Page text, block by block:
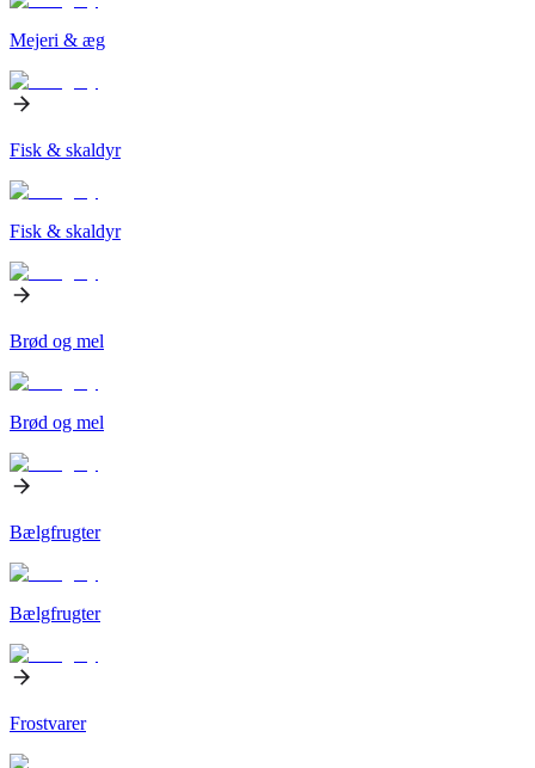
Mejeri & æg
Fisk & skaldyr
Fisk & skaldyr
Brød og mel
Brød og mel
Bælgfrugter
Bælgfrugter
Frostvarer